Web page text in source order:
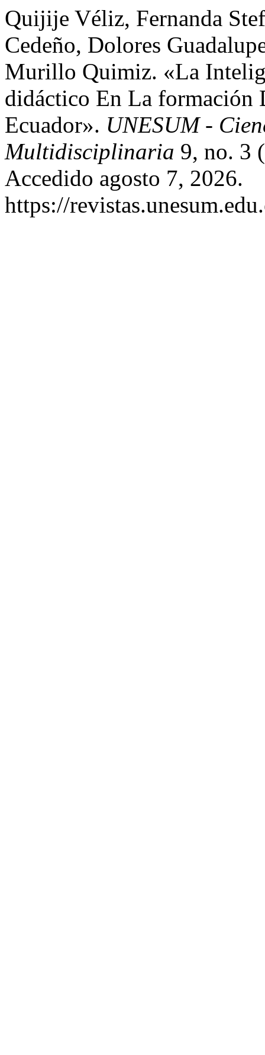
Quijije Véliz, Fernanda
Cedeño, Dolores
Murillo Quimiz. «La
didáctico En La formación
Ecuador». UNESUM -
Multidisciplinaria 9, no. 3
Accedido agosto 7, 2026.
https://